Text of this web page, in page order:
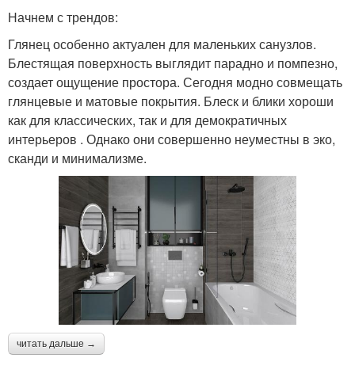
Начнем с трендов:
Глянец особенно актуален для маленьких санузлов.
Блестящая поверхность выглядит парадно и помпезно,
создает ощущение простора. Сегодня модно совмещать
глянцевые и матовые покрытия. Блеск и блики хороши
как для классических, так и для демократичных
интерьеров . Однако они совершенно неуместны в эко,
сканди и минимализме.
читать дальше →